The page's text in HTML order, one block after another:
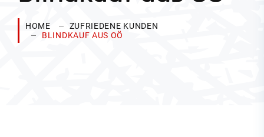
HOME
ZUFRIEDENE KUNDEN
BLINDKAUF AUS OÖ